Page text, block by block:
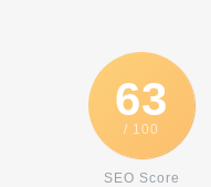
63
/ 100
SEO Score